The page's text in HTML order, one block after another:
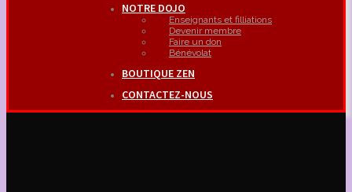
NOTRE DOJO
Enseignants et filliations
Devenir membre
Faire un don
Bénévolat
BOUTIQUE ZEN
CONTACTEZ-NOUS